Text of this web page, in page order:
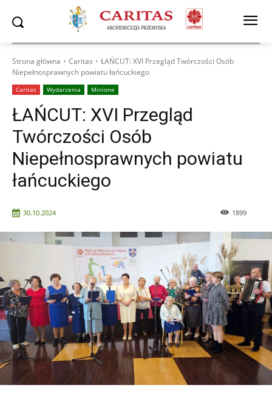
Strona główna Caritas
ŁAŃCUT: XVI Przegląd Twórczości Osób
Niepełnosprawnych powiatu łańcuckiego
Caritas Wydarzenia Minione
ŁAŃCUT: XVI Przegląd
Twórczości Osób
Niepełnosprawnych powiatu
łańcuckiego
30.10.2024 1899